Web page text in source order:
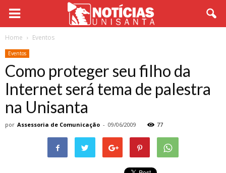
Home Eventos
Eventos
Como proteger seu filho da
Internet será tema de palestra
na Unisanta
por Assessoria de Comunicação - 09/06/2009 77